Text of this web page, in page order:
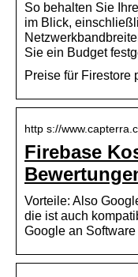
So behalten Sie
im Blick,
Sie ein Budget
Preise für Firestore
http s://
Firebase
Vorteile: Also
die ist auch
Google an